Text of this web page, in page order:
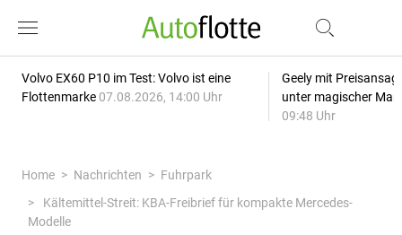
Volvo EX60 P10 im Test: Volvo ist eine
Flottenmarke 07.08.2026, 14:00 Uhr
Geely mit
unter magischer
09:48 Uhr
Home Nachrichten
Fuhrpark
Kältemittel-Streit: KBA-Freibrief für kompakte Mercedes-
Modelle